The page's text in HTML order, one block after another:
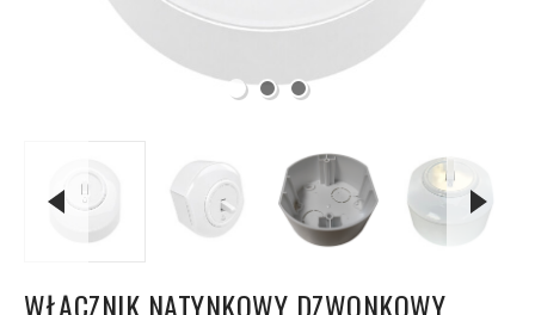
WŁĄCZNIK NATYNKOWY DZWONKOWY